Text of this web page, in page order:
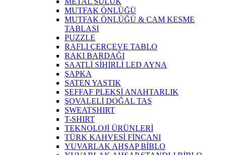
MUTFAK ÖNLÜĞÜ
MUTFAK ÖNLÜĞÜ & CAM KESME
TABLASI
PUZZLE
RAFLI ÇERÇEVE TABLO
RAKI BARDAĞI
SAATLİ SİHİRLİ LED AYNA
ŞAPKA
SATEN YASTIK
ŞEFFAF PLEKSİ ANAHTARLIK
ŞOVALELİ DOĞAL TAŞ
SWEATSHIRT
T-SHIRT
TEKNOLOJİ ÜRÜNLERİ
TÜRK KAHVESİ FİNCANI
YUVARLAK AHŞAP BİBLO